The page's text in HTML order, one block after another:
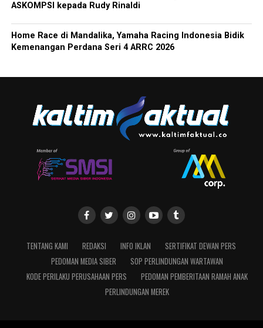
ASKOMPSI kepada Rudy Rinaldi
Home Race di Mandalika, Yamaha Racing Indonesia Bidik
Kemenangan Perdana Seri 4 ARRC 2026
TENTANG KAMI REDAKSI INFO IKLAN
SERTIFIKAT DEWAN PERS
PEDOMAN MEDIA SIBER
SOP PERLINDUNGAN WARTAWAN
KODE PERILAKU PERUSAHAAN PERS
PEDOMAN PEMBERITAAN RAMAH ANAK
PERLINDUNGAN MEREK